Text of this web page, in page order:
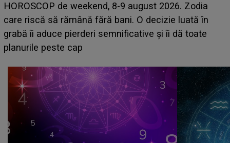
Emanuel a ținut ACEST DETALIU ASCUNS până
acum! În fața Alexandrei, concurentul din Casa Iubirii
face o MĂRTURISIRE NEAȘTEPTATĂ despre mama
sa: "I-am spus și ei în față, eu nu te iubesc pentru